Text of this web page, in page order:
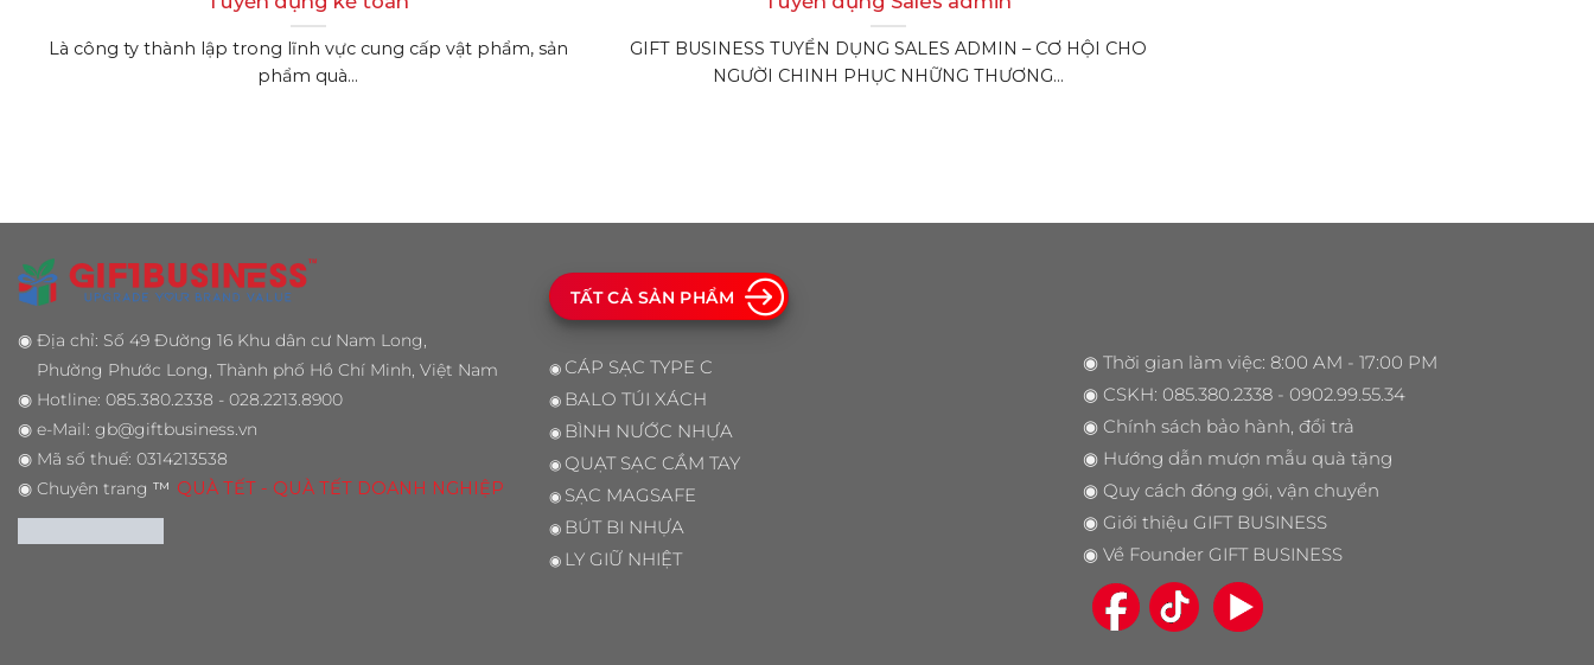
Là công ty thành lập trong lĩnh vực cung cấp vật phẩm, sản
phẩm quà...
GIFT BUSINESS TUYỂN DỤNG SALES ADMIN – CƠ HỘI CHO
NGƯỜI CHINH PHỤC NHỮNG THƯƠNG...
◉ Địa chỉ: Số 49 Đường 16 Khu dân cư Nam Long,
Phường Phước Long, Thành phố Hồ Chí Minh, Việt Nam
◉ Hotline: 085.380.2338 - 028.2213.8900
◉ e-Mail: gb@giftbusiness.vn
◉ Mã số thuế: 0314213538
◉ Chuyên trang ™ QUÀ TẾT - QUÀ TẾT DOANH NGHIỆP
TẤT CẢ SẢN PHẨM
◉ CÁP SẠC TYPE C
◉ BALO TÚI XÁCH
◉ BÌNH NƯỚC NHỰA
◉ QUẠT SẠC CẦM TAY
◉ SẠC MAGSAFE
◉ BÚT BI NHỰA
◉ LY GIỮ NHIỆT
◉ Thời gian làm việc: 8:00 AM - 17:00 PM
◉ CSKH: 085.380.2338 - 0902.99.55.34
◉ Chính sách bảo hành, đổi trả
◉ Hướng dẫn mượn mẫu quà tặng
◉ Quy cách đóng gói, vận chuyển
◉ Giới thiệu GIFT BUSINESS
◉ Về Founder GIFT BUSINESS